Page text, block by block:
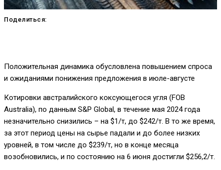
Поделиться:
Положительная динамика обусловлена повышением спроса
и ожиданиями понижения предложения в июле-августе
Котировки австралийского коксующегося угля (FOB
Australia), по данным S&P Global, в течение мая 2024 года
незначительно снизились – на $1/т, до $242/т. В то же время,
за этот период цены на сырье падали и до более низких
уровней, в том числе до $239/т, но в конце месяца
возобновились, и по состоянию на 6 июня достигли $256,2/т.